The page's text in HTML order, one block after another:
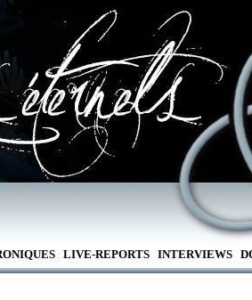
LIVE-REPORTS INTERVIEWS